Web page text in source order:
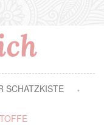
SCHATZKISTE